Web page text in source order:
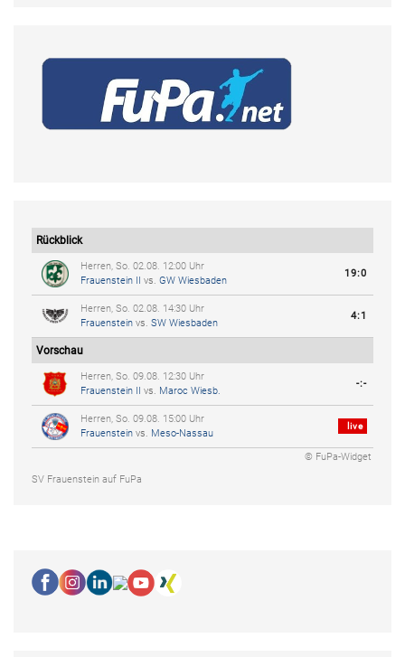
Rückblick
Herren, So. 02.08. 12:00 Uhr
Frauenstein II vs. GW Wiesbaden
19:0
Herren, So. 02.08. 14:30 Uhr
Frauenstein vs. SW Wiesbaden
4:1
Vorschau
Herren, So. 09.08. 12:30 Uhr
Frauenstein II vs. Maroc Wiesb.
-:-
Herren, So. 09.08. 15:00 Uhr
Frauenstein vs. Meso-Nassau
live
© FuPa-Widget
SV Frauenstein auf FuPa